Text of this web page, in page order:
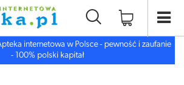
internetowa w Polsce - pewność i zaufanie
- 100% polski kapitał